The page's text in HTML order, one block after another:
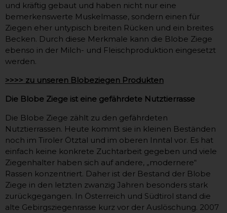
und kräftig gebaut und haben nicht nur eine
bemerkenswerte Muskelmasse, sondern einen für
Ziegen eher untypisch breiten Rücken und ein breites
Becken. Durch diese Merkmale kann die Blobe Ziege
ebenso in der Milch- und Fleischproduktion eingesetzt
werden.
>>>> zu unseren Blobeziegen Produkten
Die Blobe Ziege ist eine gefährdete Nutztierrasse
Die Blobe Ziege zählt zu den gefährdeten
Nutztierrassen. Heute kommt sie in kleinen Beständen
noch im Tiroler Ötztal und im oberen Inntal vor. Es hat
einfach keine konkrete Zuchtarbeit gegeben und viele
Ziegenhalter haben sich auf andere, „modernere“
Rassen konzentriert. Daher ist der Bestand der Blobe
Ziege in den letzten zwanzig Jahren besonders stark
zurückgegangen. In Österreich und Südtirol stand die
alte Gebirgsziegenrasse kurz vor der Auslöschung. 2007